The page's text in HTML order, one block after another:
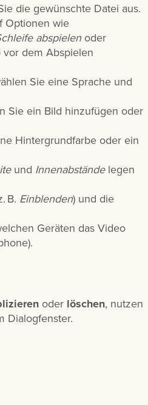
die gewünschte Datei aus.
Optionen wie
abspielenoder
dem Abspielen
Sie eine Sprache und
Sie ein Bild hinzufügen oder
Hintergrundfarbe oder ein
und Innenabständelegen
B. Einblenden) und die
Geräten das Video
oder löschen, nutzen
Dialogfenster.